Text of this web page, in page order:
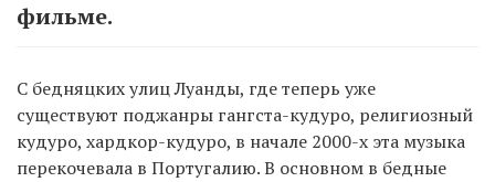
фильме.
С бедняцких улиц Луанды, где теперь уже
существуют поджанры гангста-кудуро, религиозный
кудуро, хардкор-кудуро, в начале 2000-х эта музыка
перекочевала в Португалию. В основном в бедные